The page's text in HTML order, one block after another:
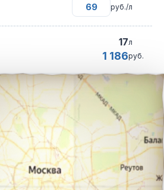
руб./л
17л
1 186руб.
маршрута из города